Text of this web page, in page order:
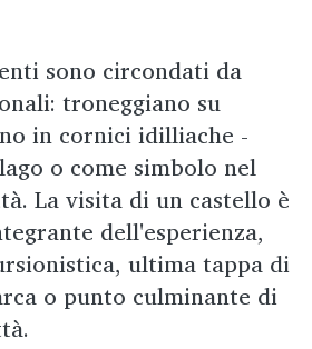
sono circondati da
troneggiano su
in cornici idilliache -
o come simbolo nel
La visita di un castello è
dell'esperienza,
ultima tappa di
o punto culminante di